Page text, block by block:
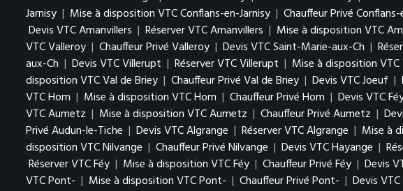
Jarnisy | Mise à disposition VTC Conflans-en-Jarnisy | Chauffeur Privé
Devis VTC Amanvillers | Réserver VTC Amanvillers | Mise à disposition VTC
VTC Valleroy | Chauffeur Privé Valleroy | Devis VTC Saint-Marie-aux-Ch |
aux-Ch | Devis VTC Villerupt | Réserver VTC Villerupt | Mise à disposition
disposition VTC Val de Briey | Chauffeur Privé Val de Briey | Devis VTC Joeuf |
VTC Hom | Mise à disposition VTC Hom | Chauffeur Privé Hom | Devis VTC
VTC Aumetz | Mise à disposition VTC Aumetz | Chauffeur Privé Aumetz |
Privé Audun-le-Tiche | Devis VTC Algrange | Réserver VTC Algrange | Mise à
disposition VTC Nilvange | Chauffeur Privé Nilvange | Devis VTC Hayange |
Réserver VTC Féy | Mise à disposition VTC Féy | Chauffeur Privé Féy | Devis
VTC Pont- | Mise à disposition VTC Pont- | Chauffeur Privé Pont- | Devis VTC